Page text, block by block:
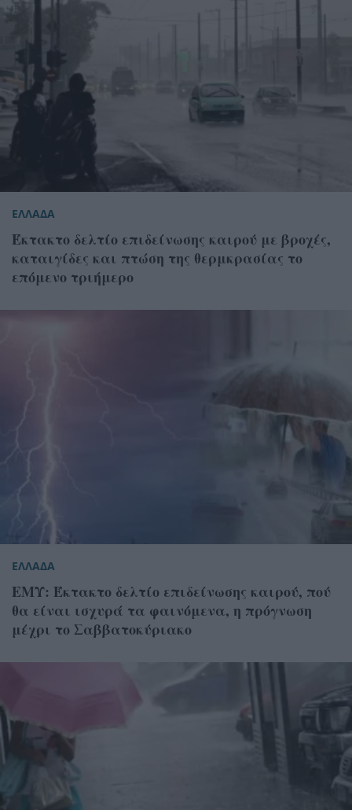
ΕΛΛΑΔΑ
Έκτακτο δελτίο επιδείνωσης καιρού με βροχές,
καταιγίδες και πτώση της θερμκρασίας το
επόμενο τριήμερο
ΕΛΛΑΔΑ
ΕΜΥ: Έκτακτο δελτίο επιδείνωσης καιρού, πού
θα είναι ισχυρά τα φαινόμενα, η πρόγνωση
μέχρι το Σαββατοκύριακο